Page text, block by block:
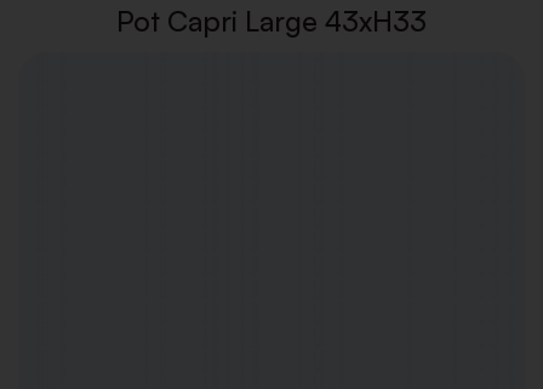
Pot Capri Large 43xH33